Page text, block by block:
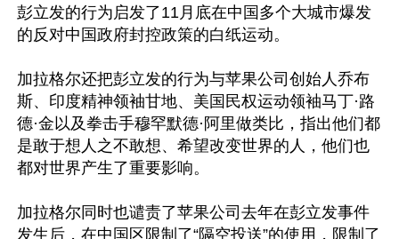
彭立发的行为启发了11月底在中国多个大城市爆发
的反对中国政府封控政策的白纸运动。
加拉格尔还把彭立发的行为与苹果公司创始人乔布
斯、印度精神领袖甘地、美国民权运动领袖马丁·路
德·金以及拳击手穆罕默德·阿里做类比，指出他们都
是敢于想人之不敢想、希望改变世界的人，他们也
都对世界产生了重要影响。
加拉格尔同时也谴责了苹果公司去年在彭立发事件
发生后，在中国区限制了“隔空投送”的使用，限制了